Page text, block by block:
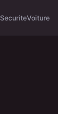
SecuriteVoiture